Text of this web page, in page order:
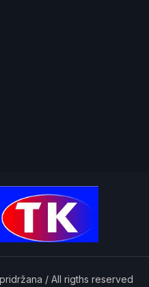
/ All rigths reserved